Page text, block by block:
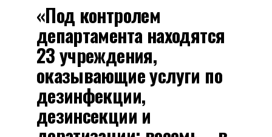
«Под контролем
департамента находятся
23 учреждения,
оказывающие услуги по
дезинфекции,
дезинсекции и